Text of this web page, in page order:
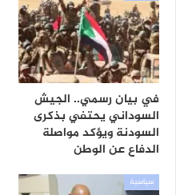
في بيان رسمي.. الجيش
السوداني يحتفي بذكرى
السودنة ويؤكد مواصلة
الدفاع عن الوطن
سياسية